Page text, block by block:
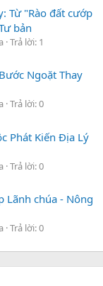
Từ "Rào đất cướp
bản
Trả lời: 1
Ngoặt Thay
Trả lời: 0
Phát Kiến Địa Lý
Trả lời: 0
Lãnh chúa - Nông
Trả lời: 0